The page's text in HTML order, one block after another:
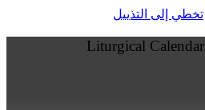
تخطي إلى التذييل
Liturgical Calendar